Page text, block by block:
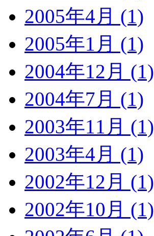
2005年4月 (1)
2005年1月 (1)
2004年12月 (1)
2004年7月 (1)
2003年11月 (1)
2003年4月 (1)
2002年12月 (1)
2002年10月 (1)